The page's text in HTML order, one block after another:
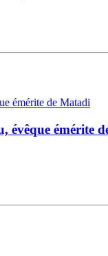
évêque émérite